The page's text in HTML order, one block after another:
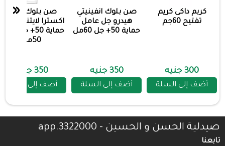
كريم داكى كريم
تفتيح 60جم
300 جنيه
أضف إلى السلة
صن بلوك انفينيتي
هيدرو جل عامل
حماية 50+ جل 60مل
350 جنيه
أضف إلى السلة
صن بلوك بوباى
اكسترا لايتنتج
حماية 50+ جل
50مل
350 جنيه
أضف إلى السلة
«
صيدلية الحسن و الحسين - 3322000.app
تابعنا